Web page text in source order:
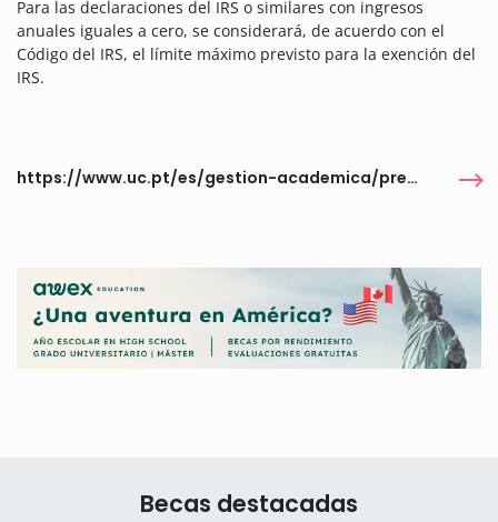
Para las declaraciones del IRS o similares con ingresos
anuales iguales a cero, se considerará, de acuerdo con el
Código del IRS, el límite máximo previsto para la exención del
IRS.
https://www.uc.pt/es/gestion-academica/premios-becas-uc/santander/
Becas destacadas